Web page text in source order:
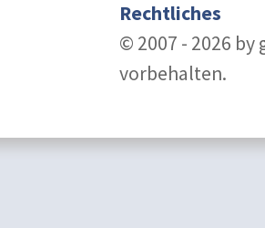
Rechtliches
© 2007 - 2026 by
vorbehalten.